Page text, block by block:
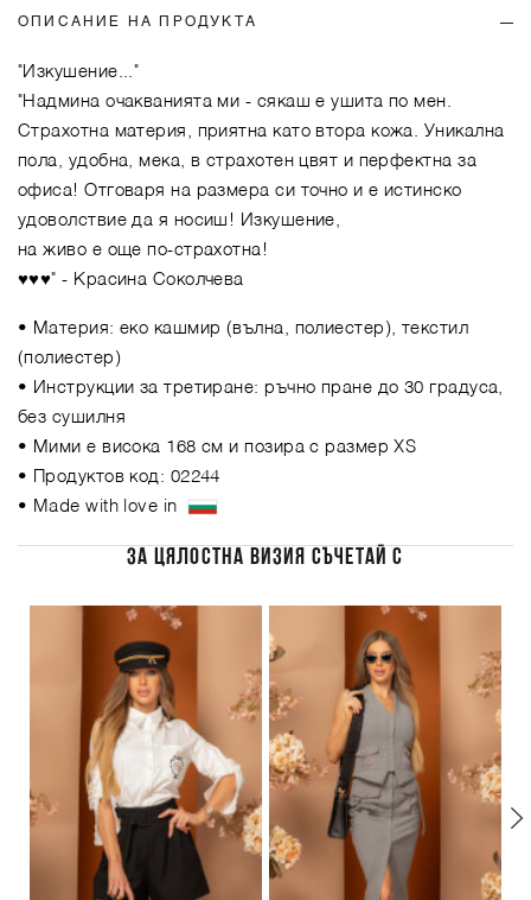
ОПИСАНИЕ НА ПРОДУКТА
"Изкушение..."
"Надмина очакванията ми - сякаш е ушита по мен.
Страхотна материя, приятна като втора кожа. Уникална
пола, удобна, мека, в страхотен цвят и перфектна за
офиса! Отговаря на размера си точно и е истинско
удоволствие да я носиш! Изкушение,
на живо е още по-страхотна!
♥️♥️♥️" - Красина Соколчева
• Материя: еко кашмир (вълна, полиестер), текстил
(полиестер)
• Инструкции за третиране: ръчно пране до 30 градуса,
без сушилня
• Мими е висока 168 см и позира с размер XS
• Продуктов код: 02244
• Made with love in
ЗА ЦЯЛОСТНА ВИЗИЯ СЪЧЕТАЙ С